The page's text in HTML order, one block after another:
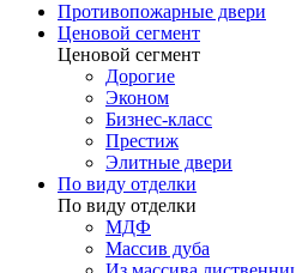
Противопожарные двери
Ценовой сегмент
Ценовой сегмент
Дорогие
Эконом
Бизнес-класс
Престиж
Элитные двери
По виду отделки
По виду отделки
МДФ
Массив дуба